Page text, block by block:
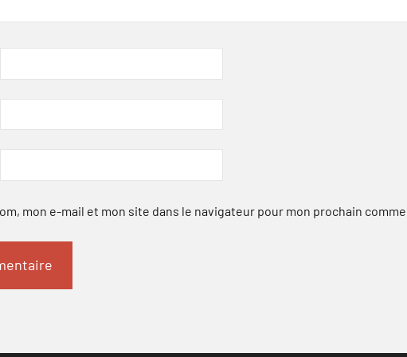
mon e-mail et mon site dans le navigateur pour mon prochain